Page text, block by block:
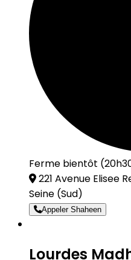
Ferme bientôt
221 Avenue Elisee
Seine (Sud)
Appeler Shaheen
Lourdes